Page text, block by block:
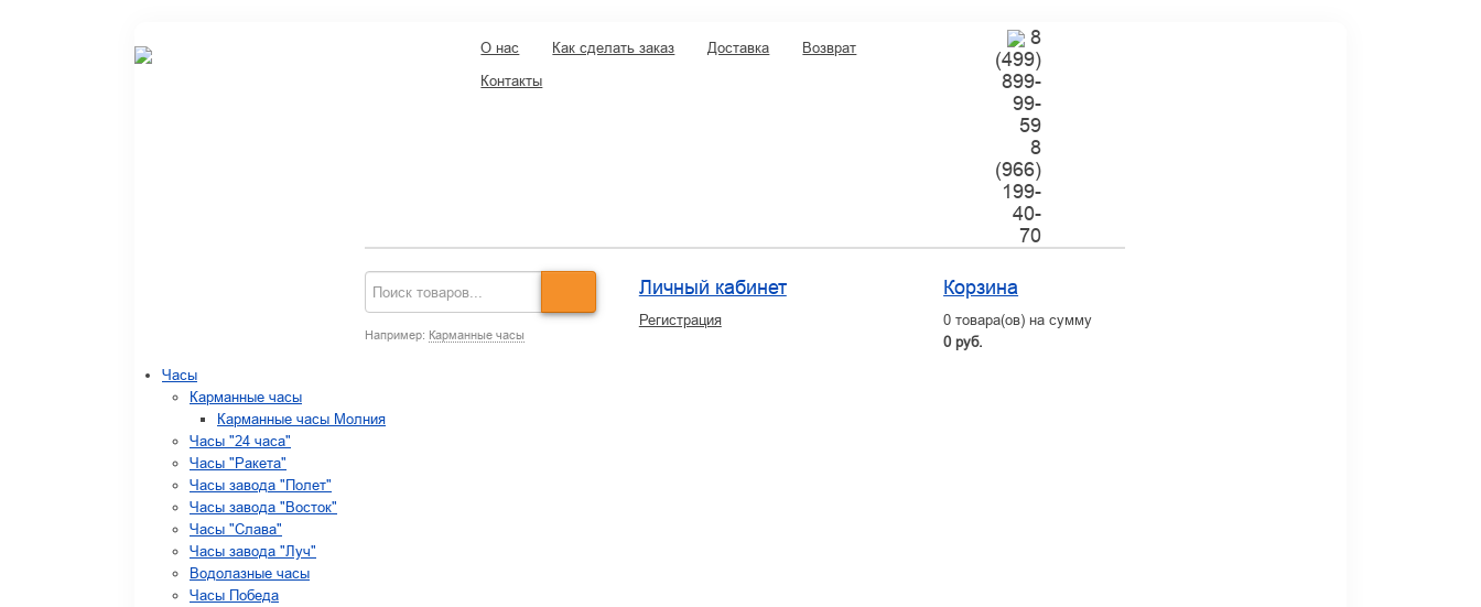
О нас Как сделать заказ Доставка
Возврат
Контакты
8
(499)
899-
99-
59
8
(966)
199-
40-
70
Например: Карманные часы
Личный кабинет
Регистрация
Корзина
0 товара(ов) на сумму
0 руб.
Часы
Карманные часы
Карманные часы Молния
Часы "24 часа"
Часы "Ракета"
Часы завода "Полет"
Часы завода "Восток"
Часы "Слава"
Часы завода "Луч"
Водолазные часы
Часы Победа